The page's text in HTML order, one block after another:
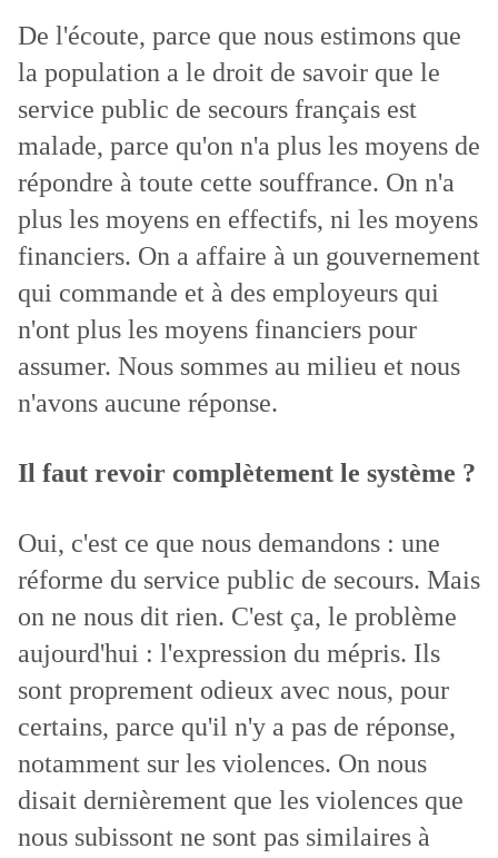
De l'écoute, parce que nous estimons que
la population a le droit de savoir que le
service public de secours français est
malade, parce qu'on n'a plus les moyens de
répondre à toute cette souffrance. On n'a
plus les moyens en effectifs, ni les moyens
financiers. On a affaire à un gouvernement
qui commande et à des employeurs qui
n'ont plus les moyens financiers pour
assumer. Nous sommes au milieu et nous
n'avons aucune réponse.
Il faut revoir complètement le système ?
Oui, c'est ce que nous demandons : une
réforme du service public de secours. Mais
on ne nous dit rien. C'est ça, le problème
aujourd'hui : l'expression du mépris. Ils
sont proprement odieux avec nous, pour
certains, parce qu'il n'y a pas de réponse,
notamment sur les violences. On nous
disait dernièrement que les violences que
nous subissont ne sont pas similaires à